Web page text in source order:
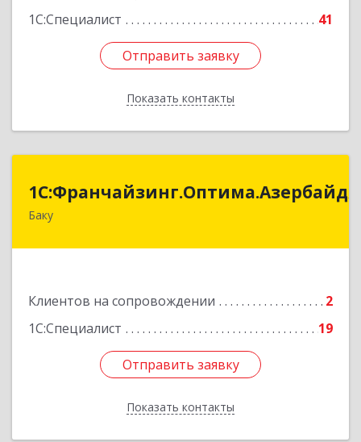
1С:Специалист
41
Отправить заявку
Показать контакты
Отправить заявку
Назад
Баку
Клиентов на сопровождении
2
1С:Специалист
19
Отправить заявку
Показать контакты
Отправить заявку
Назад